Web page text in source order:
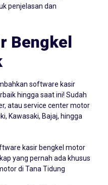
penjelasan dan
Bengkel
software kasir
hingga saat ini! Sudah
atau service center motor
Kawasaki, Bajaj, hingga
kasir bengkel motor
yang pernah ada khusus
di Tana Tidung